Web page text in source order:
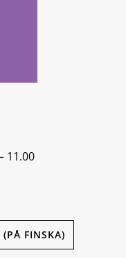
11.00
(PÅ FINSKA)